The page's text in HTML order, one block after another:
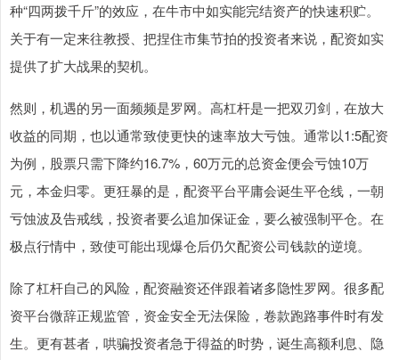
种“四两拨千斤”的效应，在牛市中如实能完结资产的快速积贮。
关于有一定来往教授、把捏住市集节拍的投资者来说，配资如实
提供了扩大战果的契机。
然则，机遇的另一面频频是罗网。高杠杆是一把双刃剑，在放大
收益的同期，也以通常致使更快的速率放大亏蚀。通常以1:5配资
为例，股票只需下降约16.7%，60万元的总资金便会亏蚀10万
元，本金归零。更狂暴的是，配资平台平庸会诞生平仓线，一朝
亏蚀波及告戒线，投资者要么追加保证金，要么被强制平仓。在
极点行情中，致使可能出现爆仓后仍欠配资公司钱款的逆境。
除了杠杆自己的风险，配资融资还伴跟着诸多隐性罗网。很多配
资平台微辞正规监管，资金安全无法保险，卷款跑路事件时有发
生。更有甚者，哄骗投资者急于得益的时势，诞生高额利息、隐